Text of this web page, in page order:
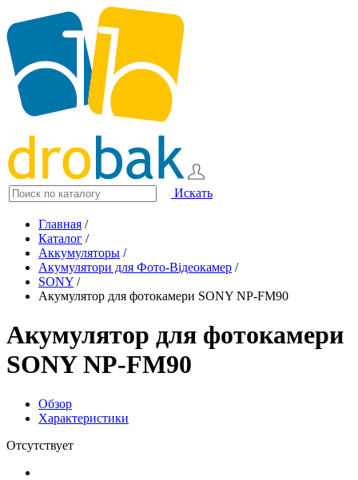
Искать
Главная /
Каталог /
Аккумуляторы /
Акумулятори для Фото-Відеокамер /
SONY /
Акумулятор для фотокамери SONY NP-FM90
Акумулятор для фотокамери
SONY NP-FM90
Обзор
Характеристики
Отсутствует